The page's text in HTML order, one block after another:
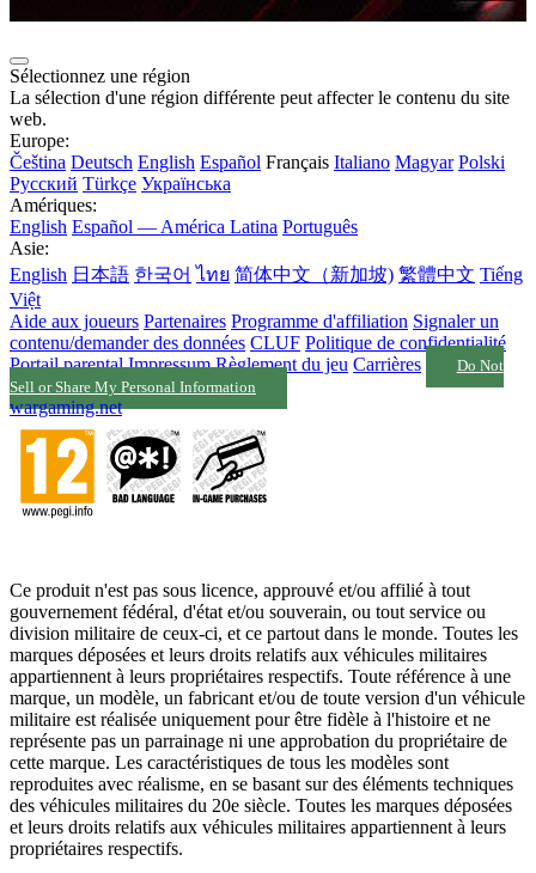
Sélectionnez une région
La sélection d'une région différente peut affecter le contenu du site
web.
Europe:
Čeština Deutsch English Español Français Italiano Magyar Polski
Русский Türkçe Українська
Amériques:
English Español — América Latina Português
Asie:
English 日本語 한국어 ไทย 简体中文（新加坡) 繁體中文 Tiếng
Việt
Aide aux joueurs Partenaires Programme d'affiliation Signaler un
contenu/demander des données CLUF Politique de confidentialité
Portail parental Impressum Règlement du jeu Carrières
Do Not
Sell or Share My Personal Information
wargaming.net
Ce produit n'est pas sous licence, approuvé et/ou affilié à tout
gouvernement fédéral, d'état et/ou souverain, ou tout service ou
division militaire de ceux-ci, et ce partout dans le monde. Toutes les
marques déposées et leurs droits relatifs aux véhicules militaires
appartiennent à leurs propriétaires respectifs. Toute référence à une
marque, un modèle, un fabricant et/ou de toute version d'un véhicule
militaire est réalisée uniquement pour être fidèle à l'histoire et ne
représente pas un parrainage ni une approbation du propriétaire de
cette marque. Les caractéristiques de tous les modèles sont
reproduites avec réalisme, en se basant sur des éléments techniques
des véhicules militaires du 20e siècle. Toutes les marques déposées
et leurs droits relatifs aux véhicules militaires appartiennent à leurs
propriétaires respectifs.